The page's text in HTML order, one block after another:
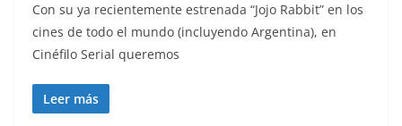
Con su ya recientemente estrenada “Jojo Rabbit” en los
cines de todo el mundo (incluyendo Argentina), en
Cinéfilo Serial queremos
Leer más